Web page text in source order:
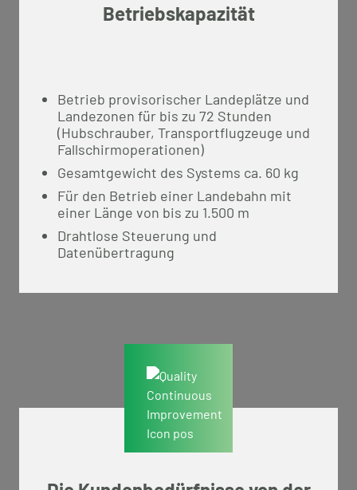
Betriebskapazität
Betrieb provisorischer Landeplätze und
Landezonen für bis zu 72 Stunden
(Hubschrauber, Transportflugzeuge und
Fallschirmoperationen)
Gesamtgewicht des Systems ca. 60 kg
Für den Betrieb einer Landebahn mit
einer Länge von bis zu 1.500 m
Drahtlose Steuerung und
Datenübertragung